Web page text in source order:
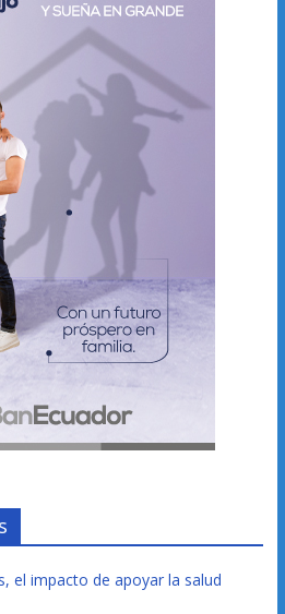
el impacto de apoyar la salud